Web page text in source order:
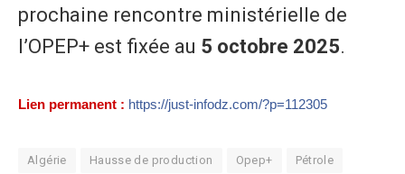
prochaine rencontre ministérielle de
l’OPEP+ est fixée au 5 octobre 2025.
Lien permanent : https://just-infodz.com/?p=112305
Algérie Hausse de production Opep+ Pétrole